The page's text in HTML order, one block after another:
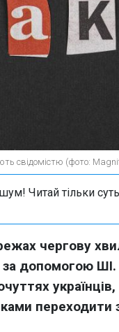
свідомістю (фото:
Читай тільки
чергову
за допомогою